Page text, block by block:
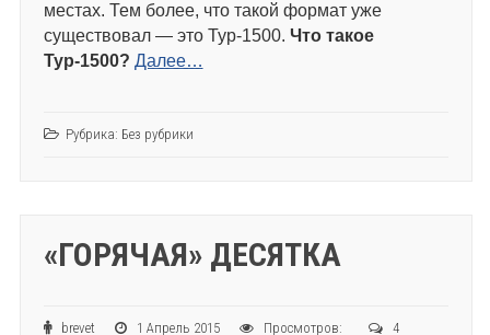
местах. Тем более, что такой формат уже
существовал — это Тур-1500. Что такое
Тур-1500? Далее…
Рубрика: Без рубрики
«ГОРЯЧАЯ» ДЕСЯТКА
brevet 1 Апрель 2015 Просмотров:
4